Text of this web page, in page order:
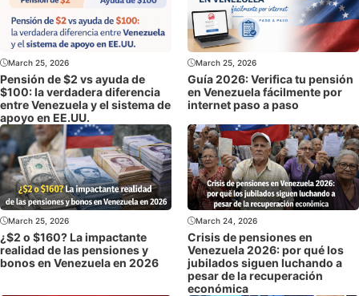
March 25, 2026
Pensión de $2 vs ayuda de
$100: la verdadera diferencia
entre Venezuela y el sistema de
apoyo en EE.UU.
March 25, 2026
Guía 2026: Verifica tu pensión
en Venezuela fácilmente por
internet paso a paso
March 25, 2026
¿$2 o $160? La impactante
realidad de las pensiones y
bonos en Venezuela en 2026
March 24, 2026
Crisis de pensiones en
Venezuela 2026: por qué los
jubilados siguen luchando a
pesar de la recuperación
económica